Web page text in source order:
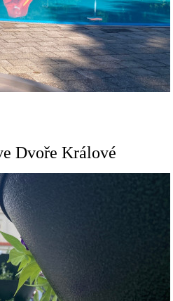
Dvoře Králové